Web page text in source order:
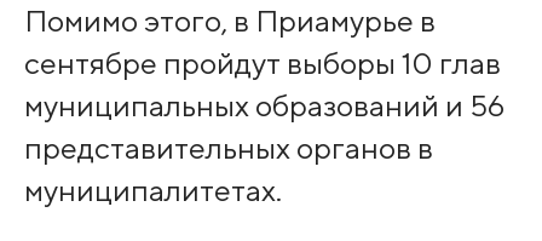
Помимо этого, в Приамурье в
сентябре пройдут выборы 10 глав
муниципальных образований и 56
представительных органов в
муниципалитетах.